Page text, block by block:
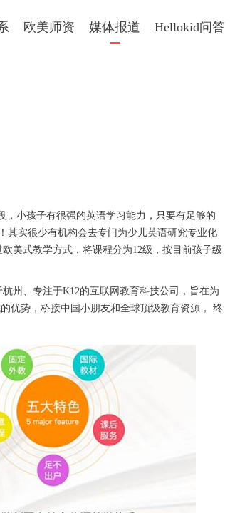
欧美师资 媒体报道 Hellokid问答
，小孩子有很强的英语学习能力，只要有足够的
其实很少有机构会去专门为少儿英语研究专业化
美式教学方式，将课程分为12级，按目前孩子级
、专注于K12的互联网教育科技公司，旨在为
优势，桥接中国小朋友和全球顶级教育资源， 终